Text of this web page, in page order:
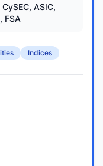
CySEC, ASIC,
FSA
Indices